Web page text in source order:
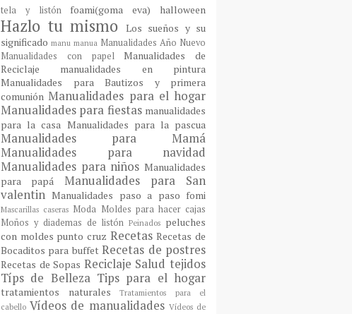
tela y listón foami(goma eva) halloween
Hazlo tu mismo
Los sueños y su
significado manu manua Manualidades Año Nuevo
Manualidades con papelManualidades de
Reciclaje manualidades en pintura
Manualidades para Bautizos y primera
comuniónManualidades para el hogar
Manualidades para fiestas manualidades
para la casa Manualidades para la pascua
Manualidades para Mamá
Manualidades para navidad
Manualidades para niños Manualidades
para papá Manualidades para San
valentinManualidades paso a paso fomi
Mascarillas caseras Moda Moldes para hacer cajas
Moños y diademas de listónPeinados peluches
con moldes punto cruz RecetasRecetas de
Bocaditos para buffetRecetas de postres
Recetas de Sopas Reciclaje Saludtejidos
Típs de Belleza Tips para el hogar
tratamientos naturales
Tratamientos para el
cabello Vídeos de manualidades Vídeos de